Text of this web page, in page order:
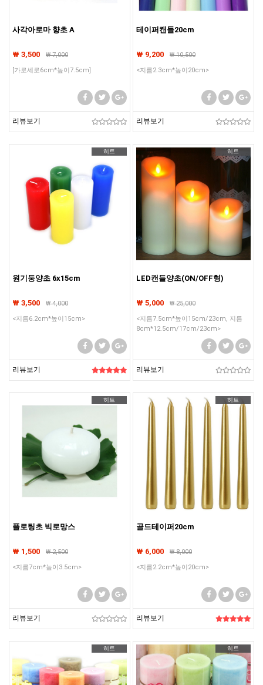
사각아로마 향초 A
₩ 3,500 ₩7,000
[가로세로6cm*높이7.5cm]
리뷰보기
테이퍼캔들20cm
₩ 9,200 ₩10,500
<지름2.3cm*높이20cm>
리뷰보기
히트
원기둥양초 6x15cm
₩ 3,500 ₩4,000
<지름6.2cm*높이15cm>
리뷰보기
히트
LED캔들양초(ON/OFF형)
₩ 5,000 ₩25,000
<지름7.5cm*높이15cm/23cm, 지름
8cm*12.5cm/17cm/23cm>
리뷰보기
히트
플로팅초 빅로망스
₩ 1,500 ₩2,500
<지름7cm*높이3.5cm>
리뷰보기
히트
골드테이퍼20cm
₩ 6,000 ₩8,000
<지름2.2cm*높이20cm>
리뷰보기
히트 히트